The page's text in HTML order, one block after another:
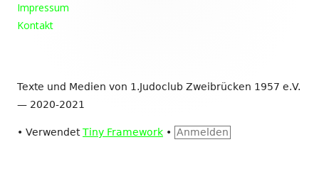
Inhalt
Impressum
Kontakt
Texte und Medien von 1.Judoclub Zweibrücken 1957 e.V.
— 2020-2021
• VerwendetTiny Framework • Anmelden